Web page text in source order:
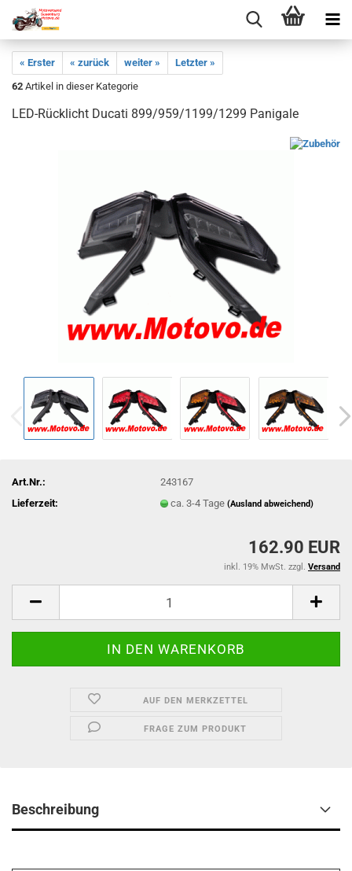
« Erster « zurück weiter »
Letzter »
62 Artikel in dieser Kategorie
LED-Rücklicht Ducati 899/959/1199/1299 Panigale
Art.Nr.:
243167
Lieferzeit:
ca. 3-4 Tage(Ausland abweichend)
162.90 EUR
inkl. 19% MwSt. zzgl. Versand
AUF DEN MERKZETTEL
FRAGE ZUM PRODUKT
Beschreibung